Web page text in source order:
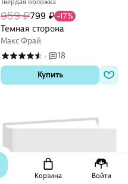
Корзина Войти
959 ₽799 ₽ -17%
Темная сторона
Макс Фрай
·
18
Купить